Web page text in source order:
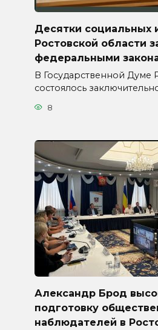
Десятки социальных
Ростовской области
федеральными
В Государственной Думе
состоялось
8
Александр Брод
подготовку
наблюдателей в